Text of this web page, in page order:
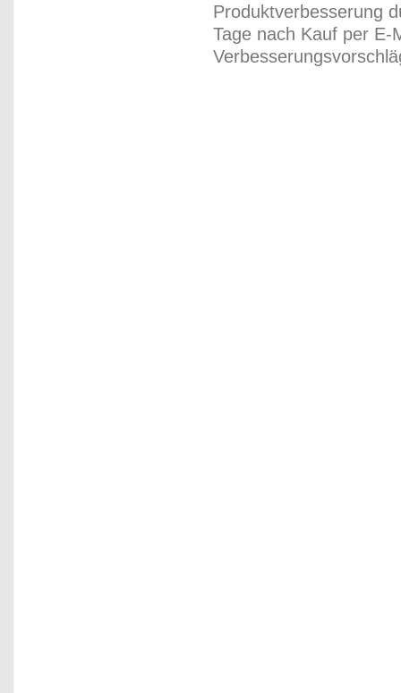
Produktverbesserung
Tage nach Kauf per E-